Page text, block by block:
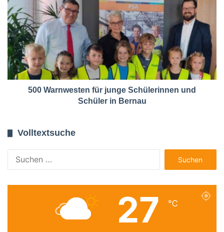
500 Warnwesten für junge Schülerinnen und
Schüler in Bernau
Volltextsuche
nach:
27 ℃